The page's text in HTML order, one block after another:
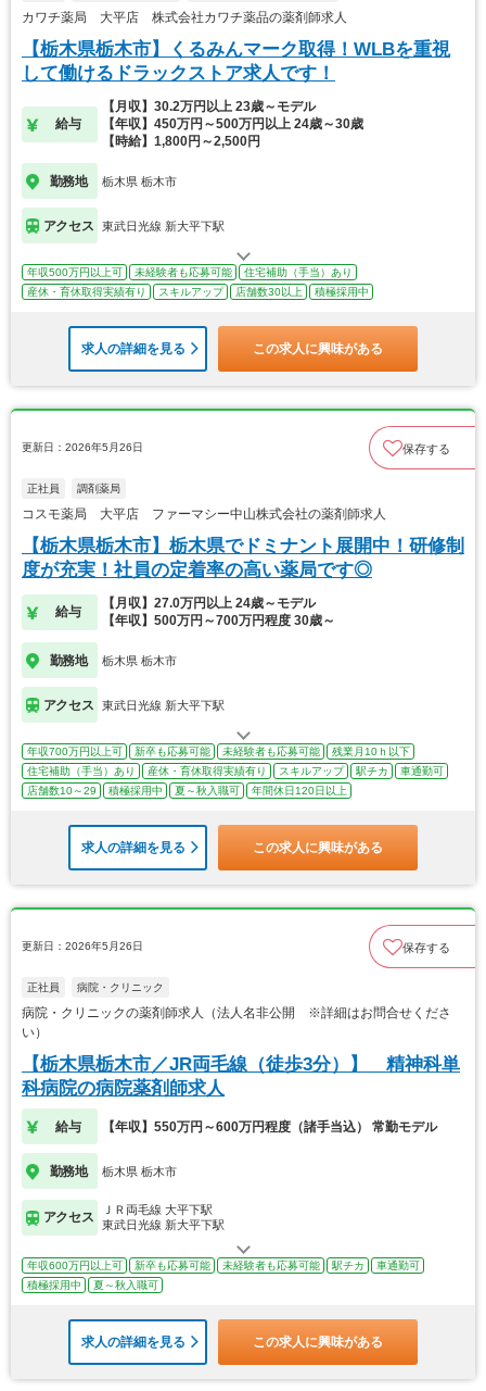
カワチ薬局 大平店 株式会社カワチ薬品の薬剤師求人
【栃木県栃木市】くるみんマーク取得！WLBを重視
して働けるドラックストア求人です！
給与
【月収】30.2万円以上 23歳～モデル
【年収】450万円～500万円以上 24歳～30歳
【時給】1,800円～2,500円
勤務地 栃木県 栃木市
アクセス 東武日光線 新大平下駅
年収500万円以上可 未経験者も応募可能
住宅補助（手当）あり
産休・育休取得実績有り
スキルアップ 店舗数30以上 積極採用中
求人の詳細を見る この求人に興味がある
更新日：2026年5月26日 保存する
正社員 調剤薬局
コスモ薬局 大平店 ファーマシー中山株式会社の薬剤師求人
【栃木県栃木市】栃木県でドミナント展開中！研修制
度が充実！社員の定着率の高い薬局です◎
給与
【月収】27.0万円以上 24歳～モデル
【年収】500万円～700万円程度 30歳～
勤務地 栃木県 栃木市
アクセス 東武日光線 新大平下駅
年収700万円以上可 新卒も応募可能 未経験者も応募可能
残業月10ｈ以下
住宅補助（手当）あり
産休・育休取得実績有り スキルアップ 駅チカ
車通勤可
店舗数10～29
積極採用中 夏～秋入職可 年間休日120日以上
求人の詳細を見る この求人に興味がある
更新日：2026年5月26日 保存する
正社員 病院・クリニック
病院・クリニックの薬剤師求人（法人名非公開 ※詳細はお問合せくださ
い）
【栃木県栃木市／JR両毛線（徒歩3分）】 精神科単
科病院の病院薬剤師求人
給与 【年収】550万円～600万円程度（諸手当込） 常勤モデル
勤務地 栃木県 栃木市
アクセス
ＪＲ両毛線 大平下駅
東武日光線 新大平下駅
年収600万円以上可 新卒も応募可能 未経験者も応募可能 駅チカ
車通勤可
積極採用中
夏～秋入職可
求人の詳細を見る この求人に興味がある